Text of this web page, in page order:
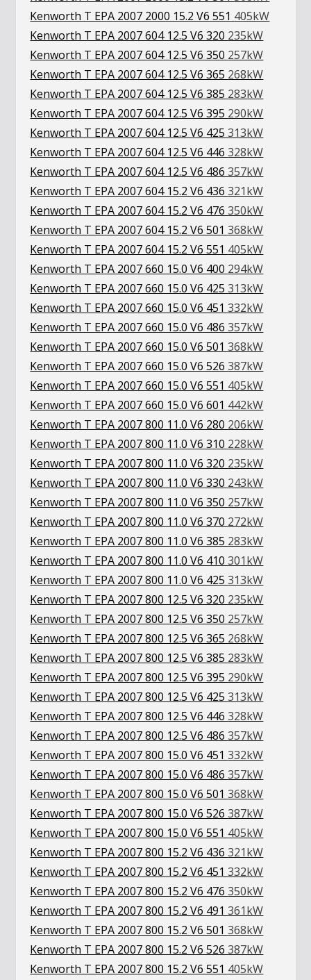
Kenworth T EPA 2007 2000 15.2 V6 551 405kW
Kenworth T EPA 2007 604 12.5 V6 320 235kW
Kenworth T EPA 2007 604 12.5 V6 350 257kW
Kenworth T EPA 2007 604 12.5 V6 365 268kW
Kenworth T EPA 2007 604 12.5 V6 385 283kW
Kenworth T EPA 2007 604 12.5 V6 395 290kW
Kenworth T EPA 2007 604 12.5 V6 425313kW
Kenworth T EPA 2007 604 12.5 V6 446328kW
Kenworth T EPA 2007 604 12.5 V6 486357kW
Kenworth T EPA 2007 604 15.2 V6 436321kW
Kenworth T EPA 2007 604 15.2 V6 476350kW
Kenworth T EPA 2007 604 15.2 V6 501368kW
Kenworth T EPA 2007 604 15.2 V6 551 405kW
Kenworth T EPA 2007 660 15.0 V6 400 294kW
Kenworth T EPA 2007 660 15.0 V6 425313kW
Kenworth T EPA 2007 660 15.0 V6 451332kW
Kenworth T EPA 2007 660 15.0 V6 486357kW
Kenworth T EPA 2007 660 15.0 V6 501368kW
Kenworth T EPA 2007 660 15.0 V6 526387kW
Kenworth T EPA 2007 660 15.0 V6 551 405kW
Kenworth T EPA 2007 660 15.0 V6 601 442kW
Kenworth T EPA 2007 800 11.0 V6 280 206kW
Kenworth T EPA 2007 800 11.0 V6 310 228kW
Kenworth T EPA 2007 800 11.0 V6 320 235kW
Kenworth T EPA 2007 800 11.0 V6 330 243kW
Kenworth T EPA 2007 800 11.0 V6 350 257kW
Kenworth T EPA 2007 800 11.0 V6 370 272kW
Kenworth T EPA 2007 800 11.0 V6 385 283kW
Kenworth T EPA 2007 800 11.0 V6 410301kW
Kenworth T EPA 2007 800 11.0 V6 425313kW
Kenworth T EPA 2007 800 12.5 V6 320 235kW
Kenworth T EPA 2007 800 12.5 V6 350 257kW
Kenworth T EPA 2007 800 12.5 V6 365 268kW
Kenworth T EPA 2007 800 12.5 V6 385 283kW
Kenworth T EPA 2007 800 12.5 V6 395 290kW
Kenworth T EPA 2007 800 12.5 V6 425313kW
Kenworth T EPA 2007 800 12.5 V6 446328kW
Kenworth T EPA 2007 800 12.5 V6 486357kW
Kenworth T EPA 2007 800 15.0 V6 451332kW
Kenworth T EPA 2007 800 15.0 V6 486357kW
Kenworth T EPA 2007 800 15.0 V6 501368kW
Kenworth T EPA 2007 800 15.0 V6 526387kW
Kenworth T EPA 2007 800 15.0 V6 551 405kW
Kenworth T EPA 2007 800 15.2 V6 436321kW
Kenworth T EPA 2007 800 15.2 V6 451332kW
Kenworth T EPA 2007 800 15.2 V6 476350kW
Kenworth T EPA 2007 800 15.2 V6 491361kW
Kenworth T EPA 2007 800 15.2 V6 501368kW
Kenworth T EPA 2007 800 15.2 V6 526387kW
Kenworth T EPA 2007 800 15.2 V6 551 405kW